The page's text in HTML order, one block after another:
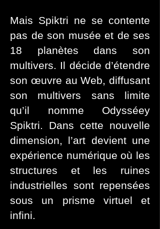
Mais Spiktri ne se contente
pas de son musée et de ses
18 planètes dans son
multivers. Il décide d’étendre
son œuvre au Web, diffusant
son multivers sans limite
qu’il nomme Odysséey
Spiktri. Dans cette nouvelle
dimension, l’art devient une
expérience numérique où les
structures et les ruines
industrielles sont repensées
sous un prisme virtuel et
infini.